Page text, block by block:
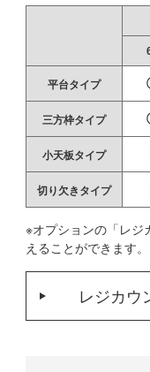
平台タイプ
三方枠タイプ
小天板タイプ
切り欠きタイプ
※オプションの「レジ
えることができます。
レジカウ